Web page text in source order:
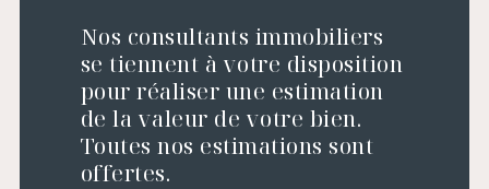
Nos consultants immobiliers
se tiennent à votre disposition
pour réaliser une estimation
de la valeur de votre bien.
Toutes nos estimations sont
offertes.